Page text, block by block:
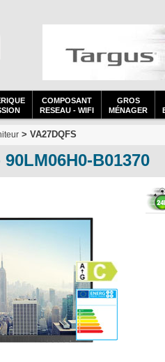
COMPOSANT
RESEAU - WIFI
GROS
MÉNAGER
> VA27DQFS
B01370